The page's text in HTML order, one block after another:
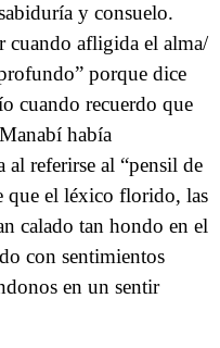
y consuelo.
cuando afligida el alma/
porque dice
cuando recuerdo que
había
referirse al “pensil de
que el léxico florido, las
calado tan hondo en el
con sentimientos
en un sentir